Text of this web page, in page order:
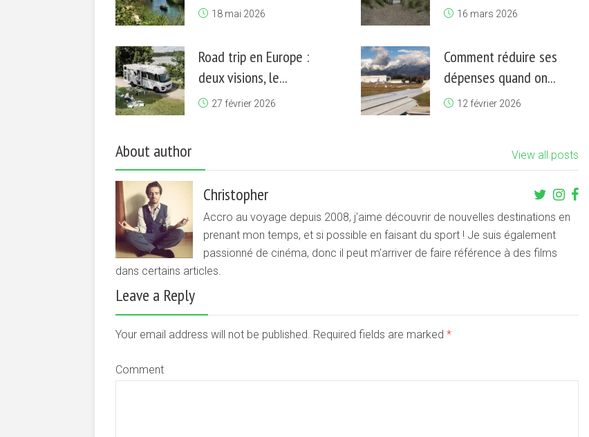
18 mai 2026 16 mars 2026
Road trip en Europe :
deux visions, le...
27 février 2026
Comment réduire ses
dépenses quand on...
12 février 2026
About author View all posts
Christopher
Accro au voyage depuis 2008, j'aime découvrir de nouvelles destinations en
prenant mon temps, et si possible en faisant du sport ! Je suis également
passionné de cinéma, donc il peut m'arriver de faire référence à des films
dans certains articles.
Leave a Reply
Your email address will not be published. Required fields are marked *
Comment